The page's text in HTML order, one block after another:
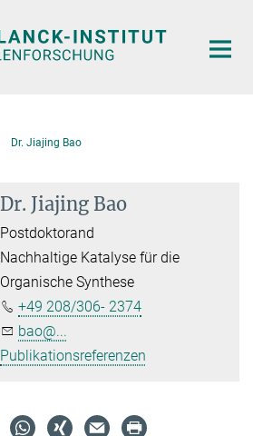
Dr. Jiajing Bao
Dr. Jiajing Bao
Postdoktorand
Nachhaltige Katalyse für die
Organische Synthese
+49 208/306- 2374
bao@...
Publikationsreferenzen